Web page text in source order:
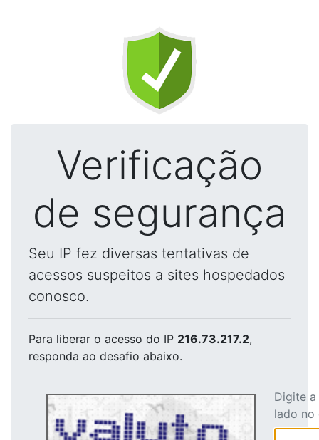
Verificação
de segurança
Seu IP fez diversas tentativas de
acessos suspeitos a sites hospedados
conosco.
Para liberar o acesso do IP 216.73.217.2,
responda ao desafio abaixo.
Digite
lado no